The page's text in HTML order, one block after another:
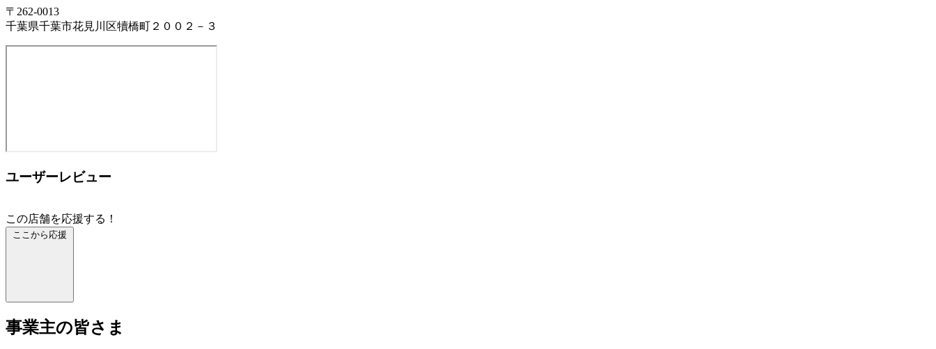
〒262-0013
千葉県千葉市花見川区犢橋町２００２－３
ユーザーレビュー
この店舗を応援する！
ここから応援
事業主の皆さま